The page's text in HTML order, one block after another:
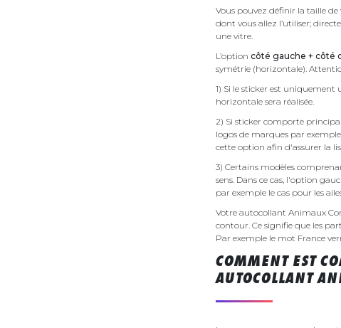
Vous pouvez définir la taille
dont vous allez l’utiliser;
une vitre.
L’option côté gauche + côté
symétrie (horizontale).
1) Si le sticker est
horizontale sera réalisée.
2) Si sticker comporte
logos de marques par
cette option afin d'assurer la
3) Certains modèles
sens. Dans ce cas, l'option
par exemple le cas pour les
Votre autocollant Animaux
contour. Ce signifie que les
Par exemple le mot France
COMMENT EST
AUTOCOLLANT